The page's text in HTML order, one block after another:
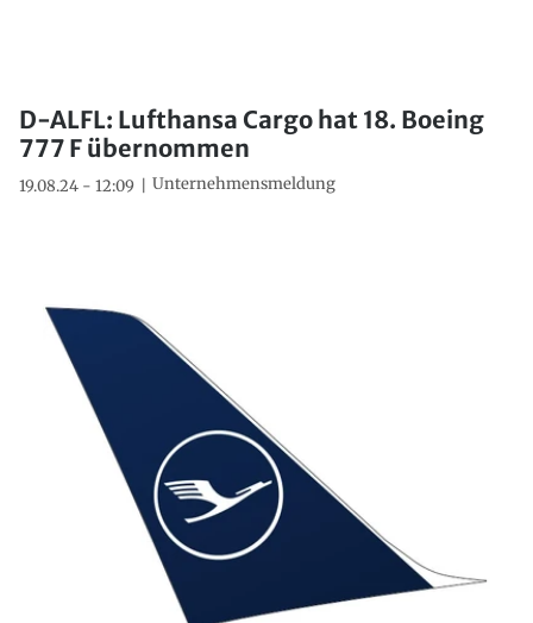
D-ALFL: Lufthansa Cargo hat 18. Boeing
777 F übernommen
19.08.24 - 12:09 Unternehmensmeldung